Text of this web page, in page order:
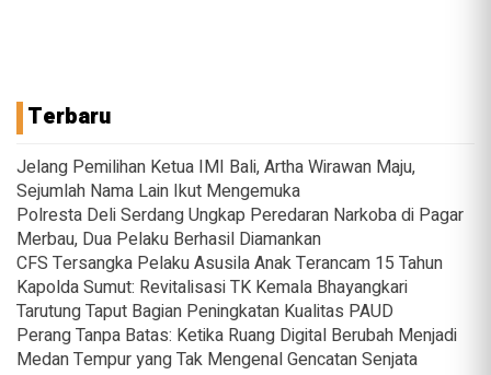
Terbaru
Jelang Pemilihan Ketua IMI Bali, Artha Wirawan Maju,
Sejumlah Nama Lain Ikut Mengemuka
Polresta Deli Serdang Ungkap Peredaran Narkoba di Pagar
Merbau, Dua Pelaku Berhasil Diamankan
CFS Tersangka Pelaku Asusila Anak Terancam 15 Tahun
Kapolda Sumut: Revitalisasi TK Kemala Bhayangkari
Tarutung Taput Bagian Peningkatan Kualitas PAUD
Perang Tanpa Batas: Ketika Ruang Digital Berubah Menjadi
Medan Tempur yang Tak Mengenal Gencatan Senjata